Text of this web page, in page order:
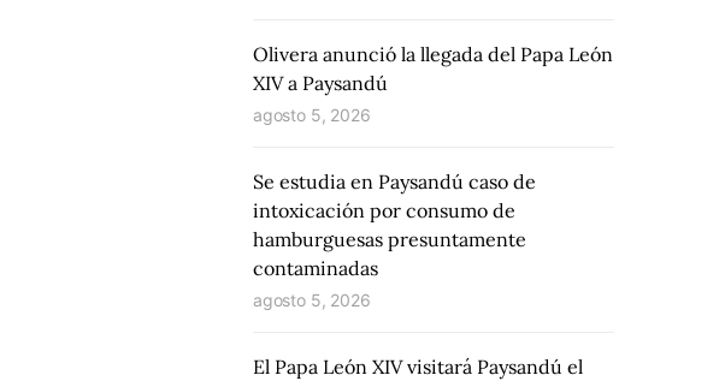
Olivera anunció la llegada del Papa León
XIV a Paysandú
agosto 5, 2026
Se estudia en Paysandú caso de
intoxicación por consumo de
hamburguesas presuntamente
contaminadas
agosto 5, 2026
El Papa León XIV visitará Paysandú el